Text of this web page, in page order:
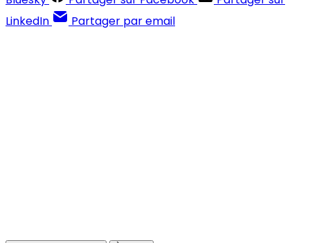
LinkedIn
Partager par email